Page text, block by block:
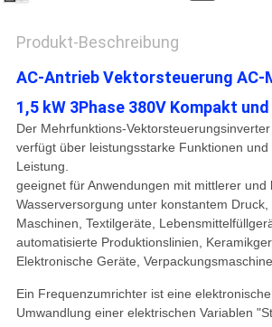
Produkt-Beschreibung
AC-Antrieb Vektorsteuerung AC-
1,5 kW 3Phase 380V Kompakt
Der Mehrfunktions-
verfügt über leistungsstarke Funktionen
Leistung.
geeignet für Anwendungen mit mittlerer und
Wasserversorgung unter konstantem
Maschinen, Textilgeräte,
automatisierte Produktionslinien,
Elektronische Geräte,
Ein Frequenzumrichter ist eine
Umwandlung einer elektrischen Variablen